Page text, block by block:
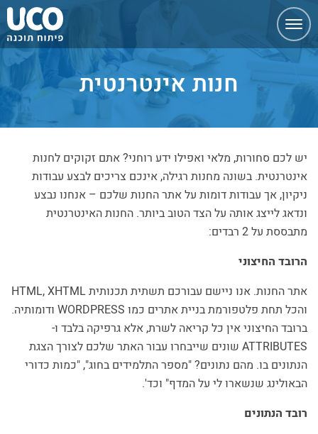
ניווט
מהיר
חנות אינטרנטית
יש לכם סחורות, מלאי ואפילו ידע רוחני? אתם זקוקים לחנות
אינטרנטית. בשונה מחנות רגילה, אינכם צריכים לבצע עבודות
ניקיון, אך עבודות דומות על אתר החנות שלכם – אנחנו נבצע
ונדאג לייצג אותה על הצד הטוב ביותר. החנות האינטרנטית
מתבססת על 2 רבדים:
הרובד החיצוני
אתר החנות. אנו ניישם עבורכם תשתית תכנותית HTML, XHTML
והכל תחת פלטפורמת בניית אתרים כמו WORDPRESS ודומותיה.
ברובד החיצוני אין כל קריאה לשרת, אלא גרפיקה בלבד ו-
ATTRIBUTES שונים שייבחרו עבור האתר שלכם לצורך הצגת
הנתונים בו. מהם נתונים? "מספר התלמידים בחוג", "כמות כדורי
הבאולינג שנשארו לי על המדף" וכד'.
רובד הנתונים